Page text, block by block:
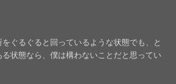
ぐるぐると回っているような状態でも、と
状態なら、僕は構わないことだと思ってい